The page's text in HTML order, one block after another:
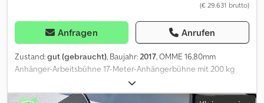
(€ 29.631 brutto)
Anfragen Anrufen
Zustand:gut (gebraucht), Baujahr:2017, OMME 16,80mm
Anhänger-Arbeitsbühne 17-Meter-Anhängerbühne mit 200 kg
Korblast. Die 1700 EXB ist eine Anhängerarbeitsbühne von
OMMELIFT, welche von vier leistungsstarken Batterien betrieben